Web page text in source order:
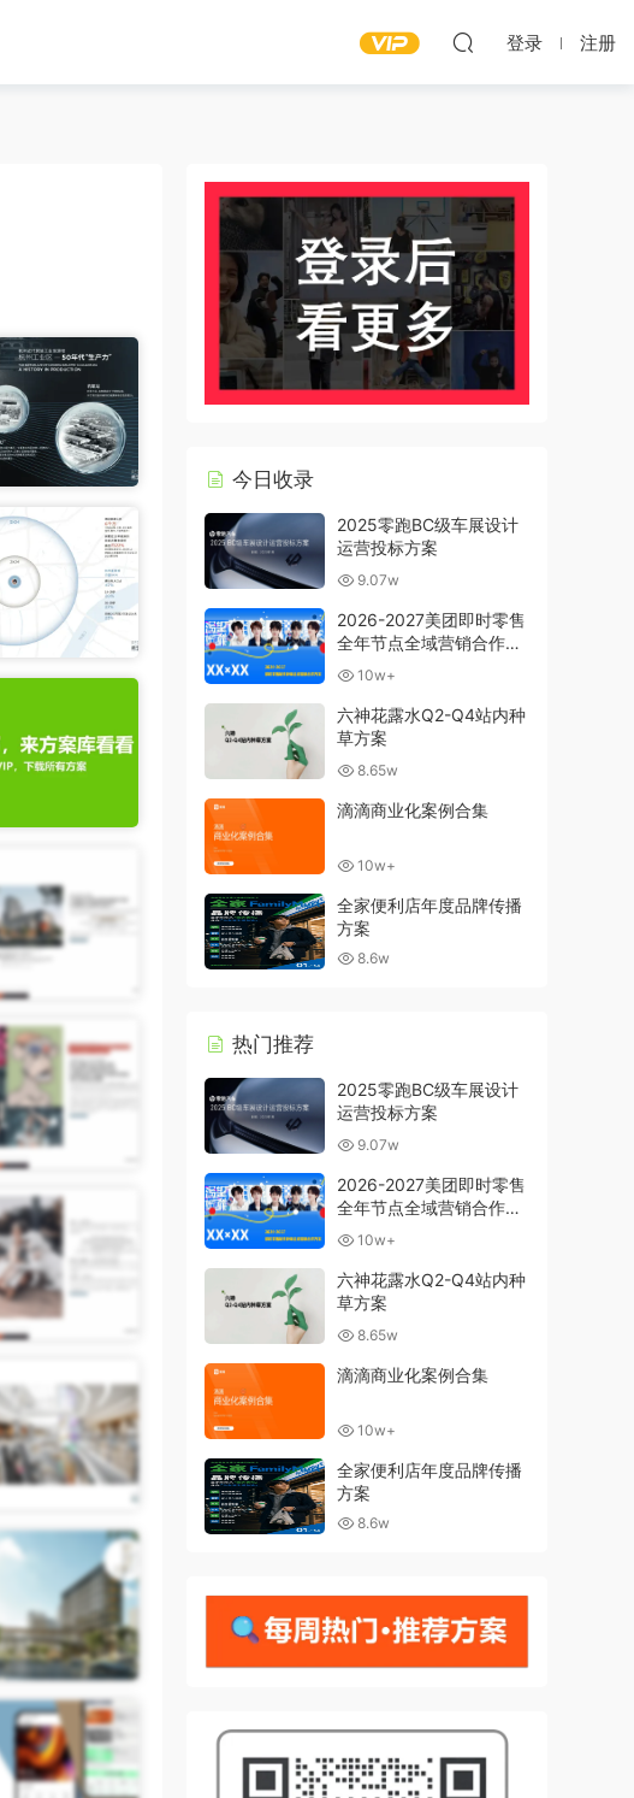
登录 注册
今日收录
2025零跑BC级车展设计
运营投标方案
9.07w
2026-2027美团即时零售
全年节点全域营销合作方
案 10w+
六神花露水Q2-Q4站内种
草方案
8.65w
滴滴商业化案例合集
10w+
全家便利店年度品牌传播
方案
8.6w
热门推荐
2025零跑BC级车展设计
运营投标方案
9.07w
2026-2027美团即时零售
全年节点全域营销合作方
案 10w+
六神花露水Q2-Q4站内种
草方案
8.65w
滴滴商业化案例合集
10w+
全家便利店年度品牌传播
方案
8.6w